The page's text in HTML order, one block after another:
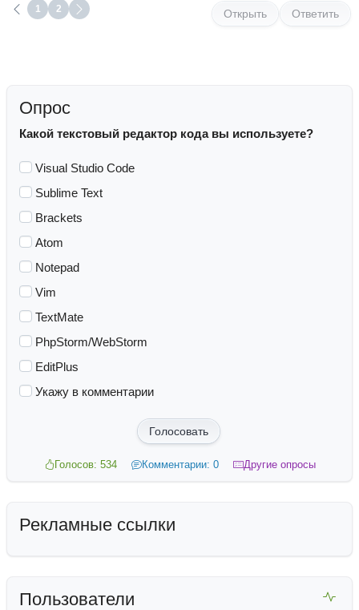
1 2 Открыть Ответить
Опрос
Какой текстовый редактор кода вы используете?
Visual Studio Code
Sublime Text
Brackets
Atom
Notepad
Vim
TextMate
PhpStorm/WebStorm
EditPlus
Укажу в комментарии
Голосовать
Голосов: 534 Комментарии: 0 Другие опросы
Рекламные ссылки
Пользователи